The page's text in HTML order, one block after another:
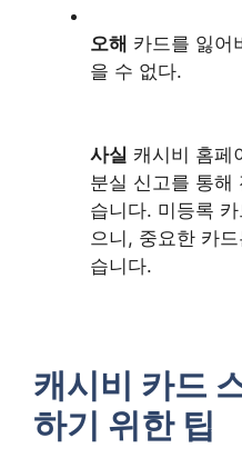
오해 카드를 잃어
을 수 없다.
사실 캐시비 홈페
분실 신고를 통해
습니다. 미등록
으니, 중요한 카
습니다.
캐시비 카드
하기 위한 팁